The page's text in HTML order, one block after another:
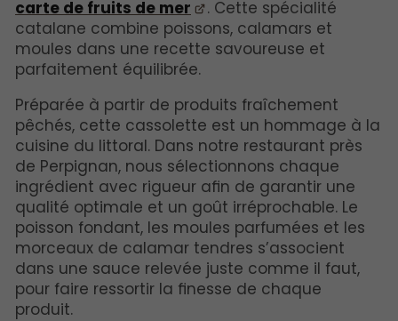
carte de fruits de mer
. Cette spécialité
catalane combine poissons, calamars et
moules dans une recette savoureuse et
parfaitement équilibrée.
Préparée à partir de produits fraîchement
pêchés, cette cassolette est un hommage à la
cuisine du littoral. Dans notre restaurant près
de Perpignan, nous sélectionnons chaque
ingrédient avec rigueur afin de garantir une
qualité optimale et un goût irréprochable. Le
poisson fondant, les moules parfumées et les
morceaux de calamar tendres s’associent
dans une sauce relevée juste comme il faut,
pour faire ressortir la finesse de chaque
produit.